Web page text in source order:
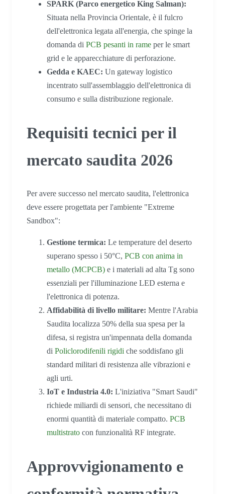
SPARK (Parco energetico King Salman):
Situata nella Provincia Orientale, è il fulcro
dell'elettronica legata all'energia, che spinge la
domanda di PCB pesanti in rame per le smart
grid e le apparecchiature di perforazione.
Gedda e KAEC: Un gateway logistico
incentrato sull'assemblaggio dell'elettronica di
consumo e sulla distribuzione regionale.
Requisiti tecnici per il
mercato saudita 2026
Per avere successo nel mercato saudita, l'elettronica
deve essere progettata per l'ambiente "Extreme
Sandbox":
Gestione termica: Le temperature del deserto
superano spesso i 50°C, PCB con anima in
metallo (MCPCB) e i materiali ad alta Tg sono
essenziali per l'illuminazione LED esterna e
l'elettronica di potenza.
Affidabilità di livello militare: Mentre l'Arabia
Saudita localizza 50% della sua spesa per la
difesa, si registra un'impennata della domanda
di Policlorodifenili rigidi che soddisfano gli
standard militari di resistenza alle vibrazioni e
agli urti.
IoT e Industria 4.0: L'iniziativa "Smart Saudi"
richiede miliardi di sensori, che necessitano di
enormi quantità di materiale compatto. PCB
multistrato con funzionalità RF integrate.
Approvvigionamento e